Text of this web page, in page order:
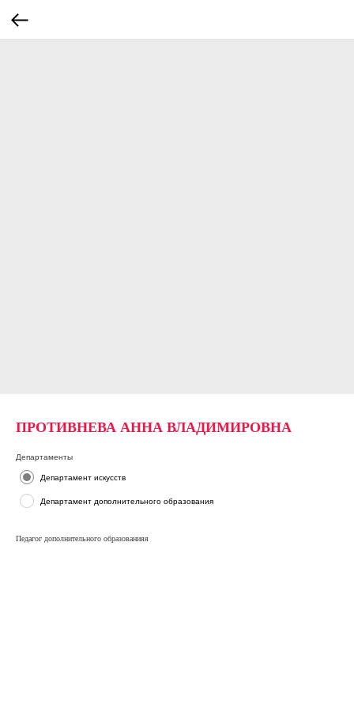
ПРОТИВНЕВА АННА ВЛАДИМИРОВНА
Департаменты
Департамент искусств
Департамент дополнительного образования
Педагог дополнительного образованияя